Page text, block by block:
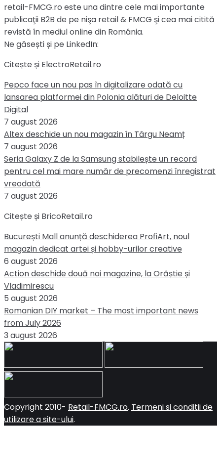
retail-FMCG.ro este una dintre cele mai importante
publicaţii B2B de pe nişa retail & FMCG şi cea mai citită
revistă în mediul online din România.
Ne găsești și pe LinkedIn:
Citește și ElectroRetail.ro
Pepco face un nou pas în digitalizare odată cu
lansarea platformei din Polonia alături de Deloitte
Digital
7 august 2026
Altex deschide un nou magazin în Târgu Neamț
7 august 2026
Seria Galaxy Z de la Samsung stabilește un record
pentru cel mai mare număr de precomenzi înregistrat
vreodată
7 august 2026
Citește și BricoRetail.ro
București Mall anunță deschiderea ProfiArt, noul
magazin dedicat artei și hobby-urilor creative
6 august 2026
Action deschide două noi magazine, la Orăștie și
Vladimirescu
5 august 2026
Romanian DIY market – The most important news
from July 2026
3 august 2026
Copyright 2010- Retail-FMCG.ro. Termeni si conditii de
utilizare a site-ului.